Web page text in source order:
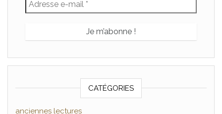
CATÉGORIES
anciennes lectures